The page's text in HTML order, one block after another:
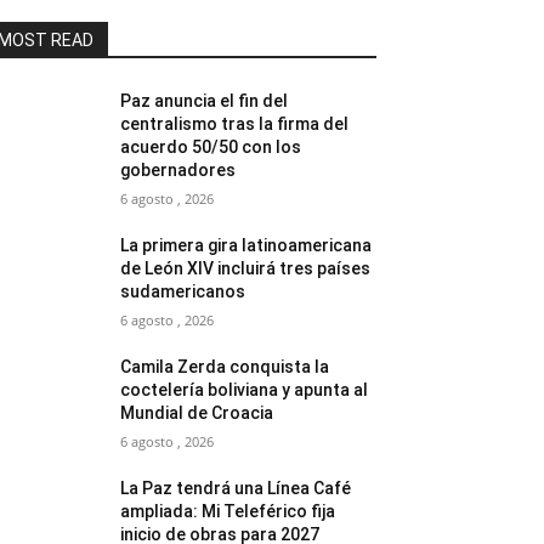
READ
Paz anuncia el fin del
centralismo tras la firma del
acuerdo 50/50 con los
gobernadores
6 agosto , 2026
La primera gira latinoamericana
de León XIV incluirá tres países
sudamericanos
6 agosto , 2026
Camila Zerda conquista la
coctelería boliviana y apunta al
Mundial de Croacia
6 agosto , 2026
La Paz tendrá una Línea Café
ampliada: Mi Teleférico fija
inicio de obras para 2027